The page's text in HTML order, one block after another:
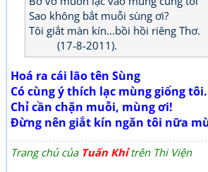
Sao không bắt muỗi sùng ơi?
Tôi giắt màn kín...bồi hồi riêng Thơ.
(17-8-2011).
Hoá ra cái lão tên Sùng
Có cùng ý thích lạc mùng giống tôi.
Chỉ cần chặn muỗi, mùng ơi!
Đừng nên giắt kín ngăn tôi nữa
Trang chủ của Tuấn Khỉtrên Thi Viện